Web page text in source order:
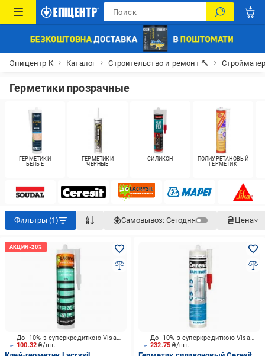
Эпицентр К Каталог Строительство и ремонт 🔨
Герметики прозрачные
ГЕРМЕТИКИ
БЕЛЫЕ
ГЕРМЕТИКИ
ЧЕРНЫЕ
СИЛИКОН
ПОЛИУРЕТАНОВЫЙ
ГЕРМЕТИК
Фильтры (1) Самовывоз: Сегодня Цена
100.32₴/шт.
До -10% з суперкредиткою Visa Вигода
232.75₴/шт.
До -10% з суперкредиткою Visa Вигода